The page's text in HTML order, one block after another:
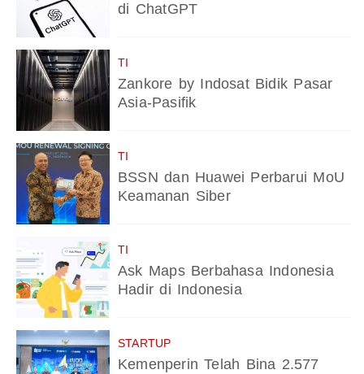
di ChatGPT
TI
Zankore by Indosat Bidik Pasar
Asia-Pasifik
TI
BSSN dan Huawei Perbarui MoU
Keamanan Siber
TI
Ask Maps Berbahasa Indonesia
Hadir di Indonesia
STARTUP
Kemenperin Telah Bina 2.577